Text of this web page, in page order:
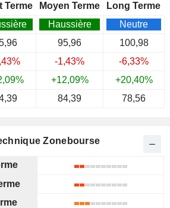
Terme Moyen Terme
Long Terme
Haussière
Neutre
95,96
100,98
-1,43%
-6,33%
+12,09%
+20,40%
84,39 78,56
Zonebourse